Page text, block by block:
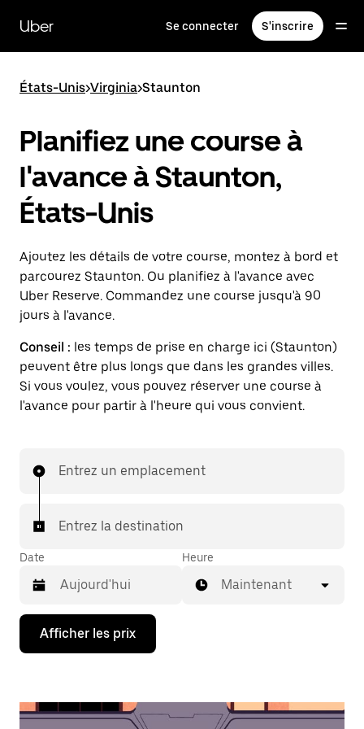
contenu
principal
Uber Se connecter S'inscrire
États-Unis>Virginia>Staunton
Planifiez une course à
l'avance à Staunton,
États-Unis
Ajoutez les détails de votre course, montez à bord et
parcourez Staunton. Ou planifiez à l'avance avec
Uber Reserve. Commandez une course jusqu'à 90
jours à l'avance.
Conseil : les temps de prise en charge ici (Staunton)
peuvent être plus longs que dans les grandes villes.
Si vous voulez, vous pouvez réserver une course à
l'avance pour partir à l'heure qui vous convient.
Entrez un emplacement
Entrez la destination
Date
Appuyez
la
bas
Heure
Maintenant
Afficher les prix